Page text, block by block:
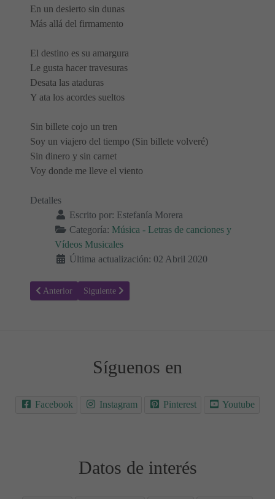
En un desierto sin dunas
Más allá del firmamento
El destino es su amargura
Le gusta hacer travesuras
Desata las ataduras
Y ata los acordes sueltos
Sin billete cojo un tren
Soy un viajero del tiempo (Sin billete volveré)
Sin dinero y sin carnet
Voy donde me lleve el viento
Detalles
Escrito por: Estefanía Morera
Categoría: Música - Letras de canciones y
Vídeos Musicales
Última actualización: 02 Abril 2020
Artículo anterior: Letra y vídeo de la canción, Yo No Estoy Loco,
Anterior Artículo siguiente: Letra de la canción, Muévelo, de
Siguiente
Síguenos en
Facebook Instagram Pinterest Youtube
Datos de interés